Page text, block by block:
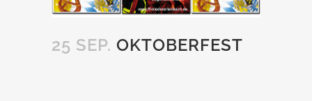
25 SEP. OKTOBERFEST